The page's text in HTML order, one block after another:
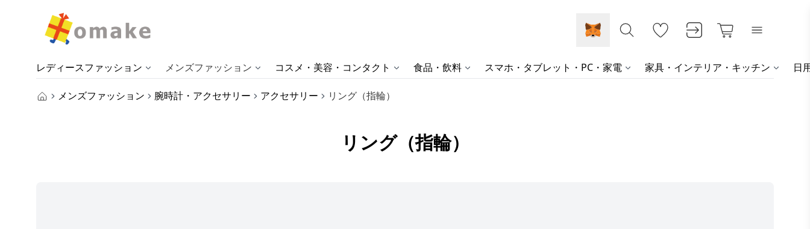
レディースファッション メンズファッション コスメ・美容・コンタクト 食品・飲料 スマホ・タブレット・PC・家電 家具・インテリア・キッチン 日
メンズファッション 腕時計・アクセサリー アクセサリー リング（指輪）
リング（指輪）